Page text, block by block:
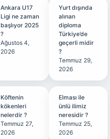
Ankara U17
Ligi ne zaman
başlıyor 2025
?
Ağustos 4,
2026
Yurt dışında
alınan
diploma
Türkiye’de
geçerli midir
?
Temmuz 29,
2026
Köftenin
kökenleri
nelerdir ?
Temmuz 27,
2026
Elması ile
ünlü ilimiz
neresidir ?
Temmuz 25,
2026